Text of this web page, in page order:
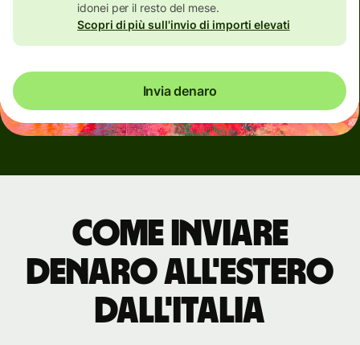
idonei per il resto del mese.
Scopri di più sull'invio di importi elevati
Invia denaro
Come inviare
denaro all'estero
dall'Italia